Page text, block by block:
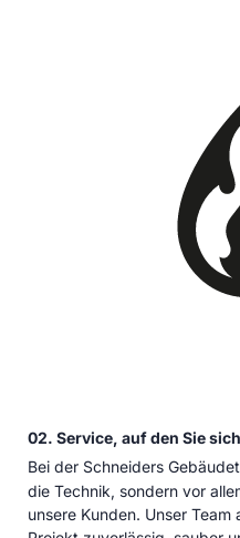
02. Service, auf den Sie
Bei der Schneiders
die Technik, sondern vor
unsere Kunden. Unser